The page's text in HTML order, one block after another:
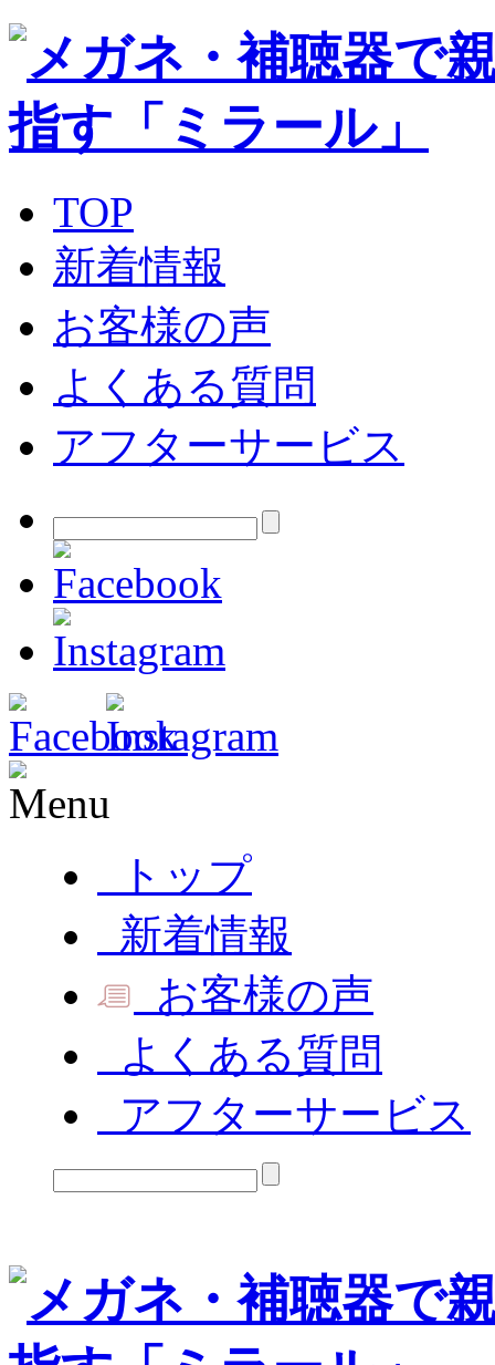
TOP
新着情報
お客様の声
よくある質問
アフターサービス
トップ
新着情報
お客様の声
よくある質問
アフターサービス